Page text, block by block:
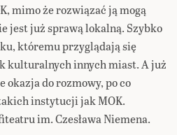
mimo że rozwiązać ją mogą
jest już sprawą lokalną. Szybko
któremu przyglądają się
kulturalnych innych miast. A już
okazja do rozmowy, po co
instytucji jak MOK.
im. Czesława Niemena.